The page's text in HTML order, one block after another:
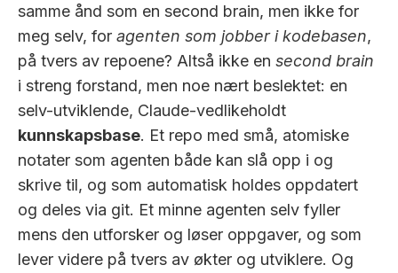
samme ånd som en second brain, men ikke for
meg selv, for agenten som jobber i kodebasen,
på tvers av repoene? Altså ikke en second brain
i streng forstand, men noe nært beslektet: en
selv-utviklende, Claude-vedlikeholdt
kunnskapsbase. Et repo med små, atomiske
notater som agenten både kan slå opp i og
skrive til, og som automatisk holdes oppdatert
og deles via git. Et minne agenten selv fyller
mens den utforsker og løser oppgaver, og som
lever videre på tvers av økter og utviklere. Og